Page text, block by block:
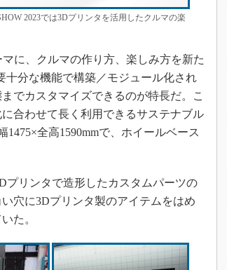
2023では3Dプリンタを活用したクルマの楽
に、クルマの作り方、楽しみ方を新た
分な機能で構築／モジュール化され
でカスタマイズできるのが特長だ。こ
合わせて長く利用できるサステナブル
全高1590mmで、ホイールベース
リンタで造形したカスタムパーツの
穴に3Dプリンタ製のアイテムをはめ
た。